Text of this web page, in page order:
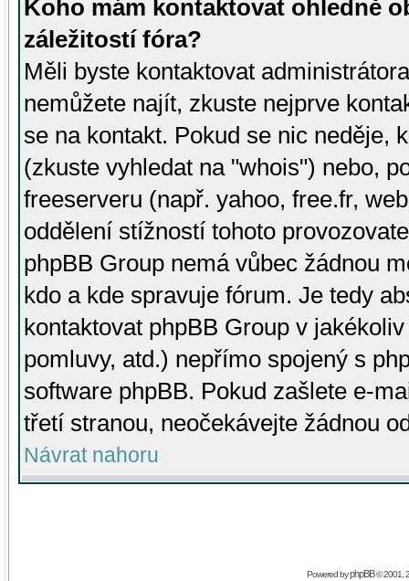
Koho mám kontaktovat ohledně
záležitostí fóra?
Měli byste kontaktovat
nemůžete najít, zkuste nejprve
se na kontakt. Pokud se nic neděje,
(zkuste vyhledat na "whois") nebo,
freeserveru (např. yahoo, free.fr,
oddělení stížností tohoto
phpBB Group nemá vůbec žádnou
kdo a kde spravuje fórum. Je tedy
kontaktovat phpBB Group v
pomluvy, atd.) nepřímo spojený s
software phpBB. Pokud zašlete e-
třetí stranou, neočekávejte žádnou
Návrat nahoru
Powered byphpBB© 2001,